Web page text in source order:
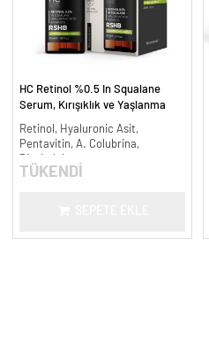
HC Retinol %0.5 In Squalane
Serum, Kırışıklık ve Yaşlanma
Retinol, Hyaluronic Asit,
Pentavitin, A. Colubrina,
TÜKENDİ